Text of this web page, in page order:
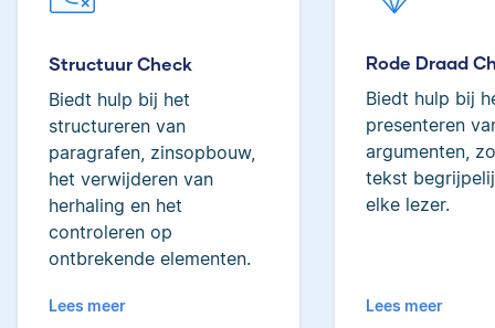
Structuur Check
Biedt hulp bij het
structureren van
paragrafen, zinsopbouw,
het verwijderen van
herhaling en het
controleren op
ontbrekende elementen.
Lees meer
Rode Draad
Biedt hulp bij
presenteren
argumenten,
tekst
elke lezer.
Lees meer
Yves
Yves heeft een MSc in
Econometrie, is
heeft gewerkt als
Lilianne heeft Engels
gestudeerd, is docent
journalistiek en heeft
als Scribbr-editor al
meer dan 600